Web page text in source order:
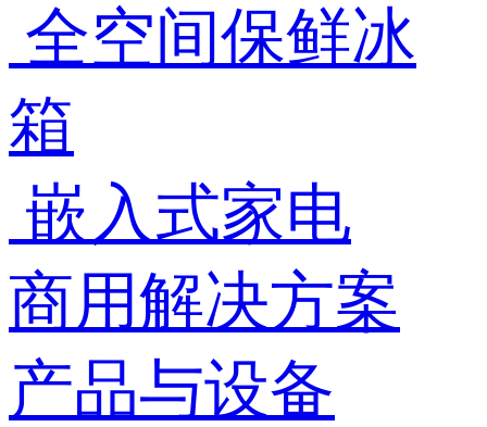
全空间保鲜冰
箱
嵌入式家电
商用解决方案
产品与设备